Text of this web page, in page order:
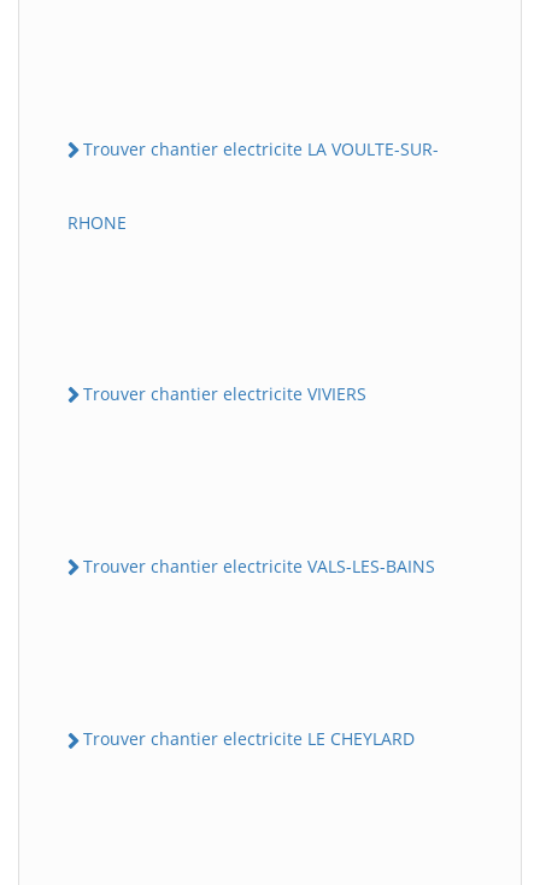
Trouver chantier electricite LA VOULTE-SUR-
RHONE
Trouver chantier electricite VIVIERS
Trouver chantier electricite VALS-LES-BAINS
Trouver chantier electricite LE CHEYLARD